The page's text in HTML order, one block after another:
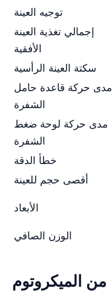
توجيه العينة
إجمالي تغذية العينة
الأفقية
سكتة العينة الرأسية
مدى حركة قاعدة حامل
الشفرة
مدى حركة لوحة ضغط
الشفرة
خطأ الدقة
أقصى حجم للعينة
الأبعاد
الوزن الصافي